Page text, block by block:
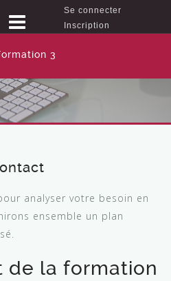
Se connecter
Inscription
3
analyser votre besoin en
ensemble un plan
de la formation